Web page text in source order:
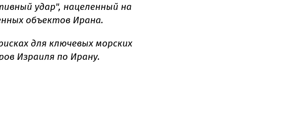
удар", нацеленный на
объектов Ирана.
для ключевых морских
Израиля по Ирану.